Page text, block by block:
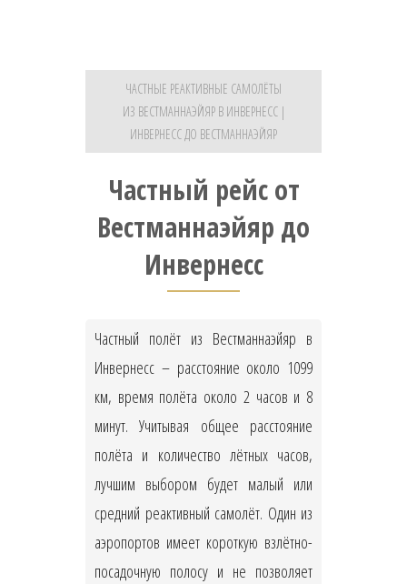
ЧАСТНЫЕ РЕАКТИВНЫЕ САМОЛЁТЫ
ИЗ ВЕСТМАННАЭЙЯР В ИНВЕРНЕСС |
ИНВЕРНЕСС ДО ВЕСТМАННАЭЙЯР
Частный рейс от
Вестманнаэйяр до
Инвернесс
Частный полёт из Вестманнаэйяр в
Инвернесс – расстояние около 1099
км, время полёта около 2 часов и 8
минут. Учитывая общее расстояние
полёта и количество лётных часов,
лучшим выбором будет малый или
средний реактивный самолёт. Один из
аэропортов имеет короткую взлётно-
посадочную полосу и не позволяет